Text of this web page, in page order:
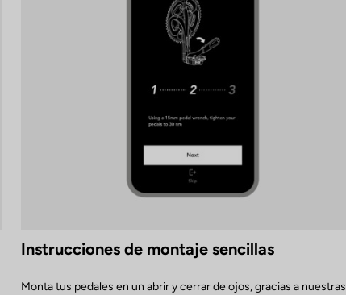
Instrucciones de montaje sencillas
Monta tus pedales en un abrir y cerrar de ojos, gracias a nuestras